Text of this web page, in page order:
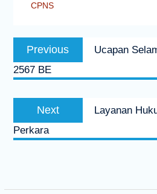
CPNS
Previous
Ucapan
2567 BE
Next
Layanan
Perkara